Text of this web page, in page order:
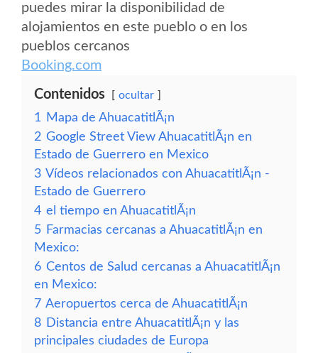
puedes mirar la disponibilidad de
alojamientos en este pueblo o en los
pueblos cercanos
Booking.com
Contenidos ocultar
1
Mapa de AhuacatitlÃ¡n
2 Google Street View AhuacatitlÃ¡n en
Estado de Guerrero en Mexico
3 Vídeos relacionados con AhuacatitlÃ¡n -
Estado de Guerrero
4 el tiempo en AhuacatitlÃ¡n
5 Farmacias cercanas a AhuacatitlÃ¡n en
Mexico:
6 Centos de Salud cercanas a AhuacatitlÃ¡n
en Mexico:
7 Aeropuertos cerca de AhuacatitlÃ¡n
8 Distancia entre AhuacatitlÃ¡n y las
principales ciudades de Europa